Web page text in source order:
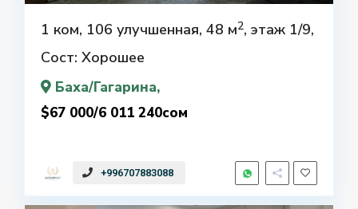
1 ком, 106 улучшенная, 48 м2, этаж 1/9,
Сост: Хорошее
Баха/Гагарина,
$67 000/6 011 240сом
+996707883088